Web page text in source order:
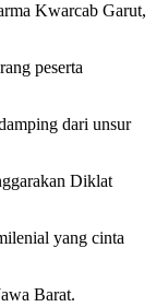
Kwarcab Garut,
peserta
dari unsur
Diklat
yang cinta
Barat.